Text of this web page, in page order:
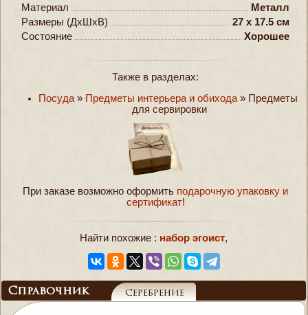
Материал
Металл
Размеры (ДxШxВ)
27 x 17.5 см
Состояние
Хорошее
Также в разделах:
Посуда » Предметы интерьера и обихода » Предметы
для сервировки
При заказе возможно оформить подарочную упаковку и
сертификат!
Найти похожие : набор эгоист,
Справочник Серебрение